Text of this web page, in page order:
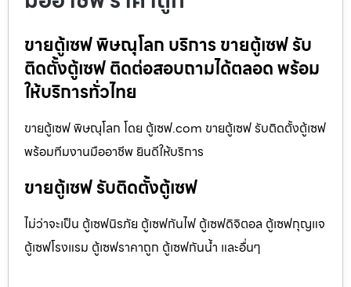
ขายตู้เซฟ พิษณุโลก บริการ ขายตู้เซฟ รับ
ติดตั้งตู้เซฟ ติดต่อสอบถามได้ตลอด พร้อม
ให้บริการทั่วไทย
ขายตู้เซฟ พิษณุโลก โดย ตู้เซฟ.com ขายตู้เซฟ รับติดตั้งตู้เซฟ
พร้อมทีมงานมืออาชีพ ยินดีให้บริการ
ขายตู้เซฟ รับติดตั้งตู้เซฟ
ไม่ว่าจะเป็น ตู้เซฟนิรภัย ตู้เซฟกันไฟ ตู้เซฟดิจิตอล ตู้เซฟกุญแจ
ตู้เซฟโรงแรม ตู้เซฟราคาถูก ตู้เซฟกันน้ำ และอื่นๆ